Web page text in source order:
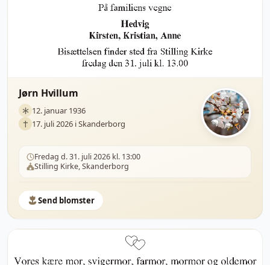
Jørn Hvillum
12. januar 1936
17. juli 2026 i Skanderborg
Fredag d. 31. juli 2026 kl. 13:00
Stilling Kirke, Skanderborg
Send blomster